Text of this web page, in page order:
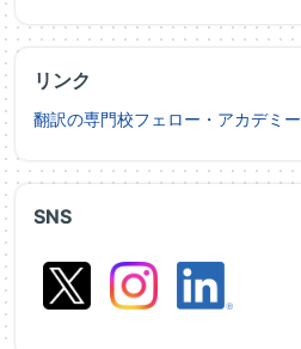
SNS
リンク
翻訳の専門校フェロー・アカデミー